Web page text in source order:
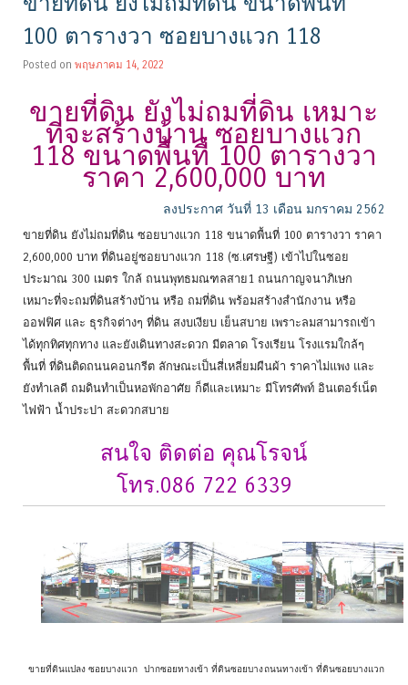
100 ตารางวา ซอยบางแวก 118
Posted on พฤษภาคม 14, 2022
ขายที่ดิน ยังไม่ถมที่ดิน เหมาะ
ที่จะสร้างบ้าน ซอยบางแวก
118 ขนาดพื้นที่ 100 ตารางวา
ราคา 2,600,000 บาท
ลงประกาศ วันที่ 13 เดือน มกราคม 2562
ขายที่ดิน ยังไม่ถมที่ดิน ซอยบางแวก 118 ขนาดพื้นที่ 100 ตารางวา ราคา
2,600,000 บาท ที่ดินอยู่ซอยบางแวก 118 (ซ.เศรษฐี) เข้าไปในซอย
ประมาณ 300 เมตร ใกล้ ถนนพุทธมณฑลสาย1 ถนนกาญจนาภิเษก
เหมาะที่จะถมที่ดินสร้างบ้าน หรือ ถมที่ดิน พร้อมสร้างสำนักงาน หรือ
ออฟฟิศ และ ธุรกิจต่างๆ ที่ดิน สงบเงียบ เย็นสบาย เพราะลมสามารถเข้า
ได้ทุกทิศทุกทาง และยังเดินทางสะดวก มีตลาด โรงเรียน โรงแรมใกล้ๆ
พื้นที่ ที่ดินติดถนนคอนกรีต ลักษณะเป็นสี่เหลี่ยมผืนผ้า ราคาไม่แพง และ
ยังทำเลดี ถมดินทำเป็นหอพักอาศัย ก็ดีและเหมาะ มีโทรศัพท์ อินเตอร์เน็ต
ไฟฟ้า น้ำประปา สะดวกสบาย
สนใจ ติดต่อ คุณโรจน์
โทร.086 722 6339
ขายที่ดินแปลง ซอยบางแวก ปากซอยทางเข้า ที่ดินซอยบางถนนทางเข้า ที่ดินซอยบางแวก